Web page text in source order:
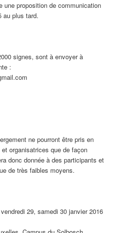
une proposition de communication
au plus tard.
signes, sont à envoyer à
:
ne pourront être pris en
organisatrices que de façon
donc donnée à des participants et
de très faibles moyens.
29, samedi 30 janvier 2016